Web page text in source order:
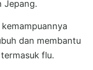
Jepang.
dan membantu
flu.